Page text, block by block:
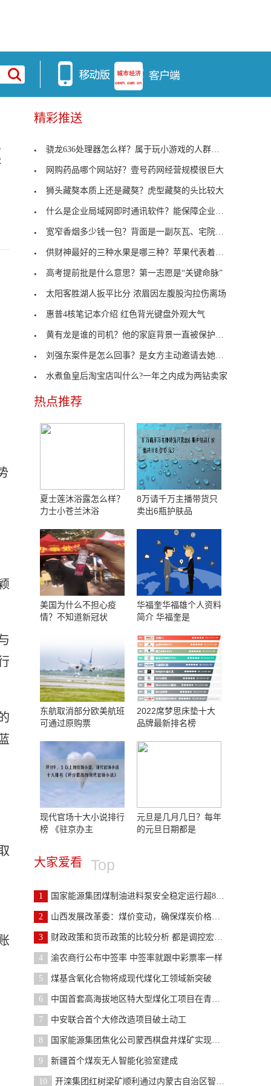
精彩推送
骁龙636处理器怎么样？属于玩小游戏的人群选择
网购药品哪个网站好？壹号药网经营规模很巨大
狮头藏獒本质上还是藏獒？虎型藏獒的头比较大
什么是企业局域网即时通讯软件？能保障企业信息安全
宽窄香烟多少钱一包？背面是一副灰瓦、宅院、民俗组
供财神最好的三种水果是哪三种？苹果代表着平平安安
高考提前批是什么意思？第一志愿是“关键命脉”
太阳客胜湖人扳平比分 浓眉因左腹股沟拉伤离场
惠普4核笔记本介绍 红色背光键盘外观大气
黄有龙是谁的司机？他的家庭背景一直被保护的很好
刘强东案件是怎么回事？是女方主动邀请去她的公寓
水煮鱼皇后淘宝店叫什么?一年之内成为两钻卖家
热点推荐
夏士莲沐浴露怎么样？
力士小苍兰沐浴
8万请千万主播带货只
卖出6瓶护肤品
美国为什么不担心疫
情？不知道新冠状
华福奎华福雄个人资料
简介 华福奎是
东航取消部分欧美航班
可通过原购票
2022席梦思床垫十大
品牌最新排名榜
现代官场十大小说排行
榜 《驻京办主
元旦是几月几日？每年
的元旦日期都是
大家爱看 Top
1 国家能源集团煤制油进料泵安全稳定运行超8000小时
2 山西发展改革委：煤价变动，确保煤炭价格在合理区间
3 财政政策和货币政策的比较分析 都是调控宏观经济的
4 渝农商行公布中签率 中签率就跟中彩票率一样
5 煤基含氧化合物将成现代煤化工领域新突破
6 中国首套高海拔地区特大型煤化工项目在青海格尔木开
7 中安联合首个大修改造项目破土动工
8 国家能源集团焦化公司蒙西棋盘井煤矿实现液体浓度自
9 新疆首个煤炭无人智能化验室建成
10 开滦集团红树梁矿顺利通过内蒙古自治区智能化矿井验